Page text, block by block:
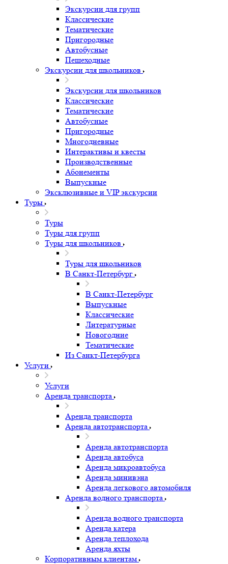
Экскурсии для групп
Классические
Тематические
Пригородные
Автобусные
Пешеходные
Экскурсии для школьников
Экскурсии для школьников
Классические
Тематические
Автобусные
Пригородные
Многодневные
Интерактивы и квесты
Производственные
Абонементы
Выпускные
Эксклюзивные и VIP экскурсии
Туры
Туры
Туры для групп
Туры для школьников
Туры для школьников
В Санкт-Петербург
В Санкт-Петербург
Выпускные
Классические
Литературные
Новогодние
Тематические
Из Санкт-Петербурга
Услуги
Услуги
Аренда транспорта
Аренда транспорта
Аренда автотранспорта
Аренда автотранспорта
Аренда автобуса
Аренда микроавтобуса
Аренда минивэна
Аренда легкового автомобиля
Аренда водного транспорта
Аренда водного транспорта
Аренда катера
Аренда теплохода
Аренда яхты
Корпоративным клиентам